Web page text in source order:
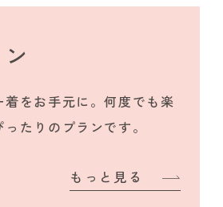
着をお手元に。何度でも楽
たりのプランです。
もっと見る